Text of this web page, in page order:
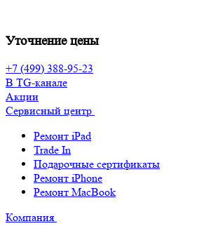
Уточнение цены
+7 (499) 388-95-23
В TG-канале
Акции
Сервисный центр
Ремонт iPad
Trade In
Подарочные сертификаты
Ремонт iPhone
Ремонт MacBook
Компания